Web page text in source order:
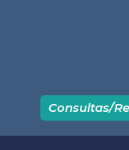
Consultas/